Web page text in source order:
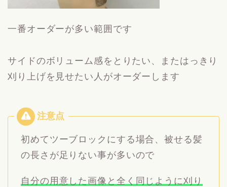
一番オーダーが多い範囲です
サイドのボリューム感をとりたい、またはっきり
刈り上げを見せたい人がオーダーします
初めてツーブロックにする場合、被せる髪
の長さが足りない事が多いので
自分の用意した画像と全く同じように刈り